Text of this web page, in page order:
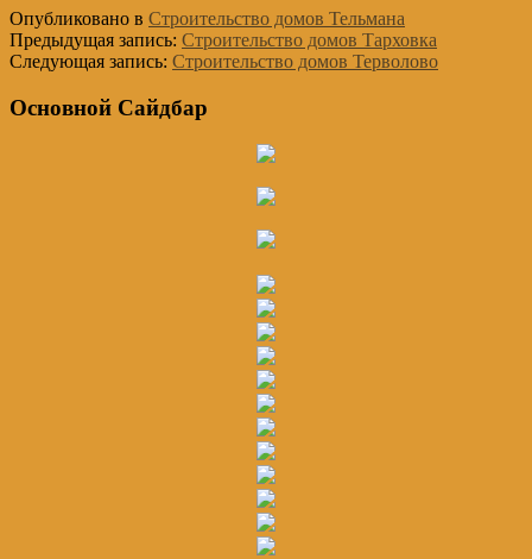
Опубликовано в Строительство домов Тельмана
Предыдущая запись: Строительство домов Тарховка
Следующая запись: Строительство домов Терволово
Основной Сайдбар